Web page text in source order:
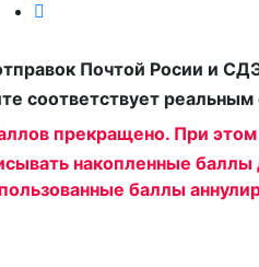
Почтой Росии и
соответствует
прекращено. При
накопленные
баллы